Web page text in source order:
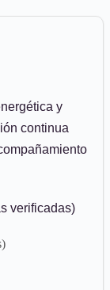
y
continua
verificadas)